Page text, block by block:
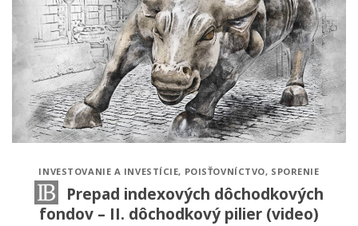
INVESTOVANIE A INVESTÍCIE, POISŤOVNÍCTVO, SPORENIE
Prepad indexových dôchodkových
fondov – II. dôchodkový pilier (video)